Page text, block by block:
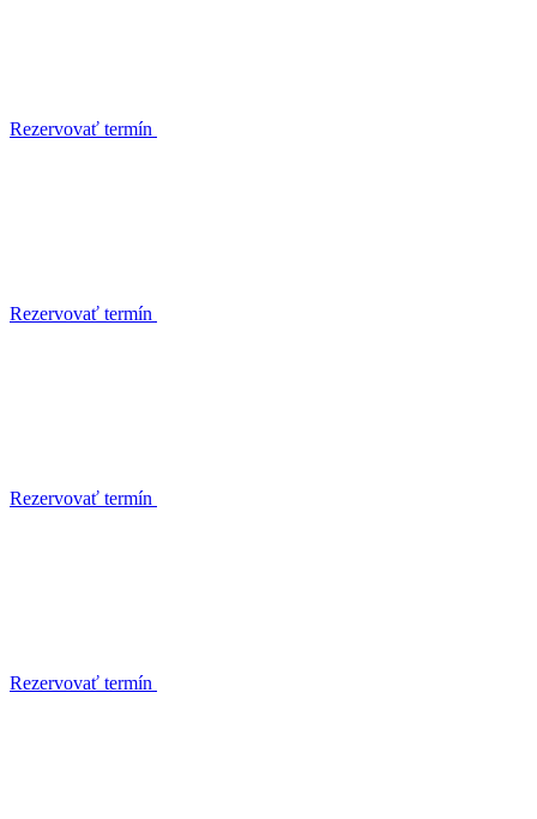
Rezervovať termín
Rezervovať termín
Rezervovať termín
Rezervovať termín